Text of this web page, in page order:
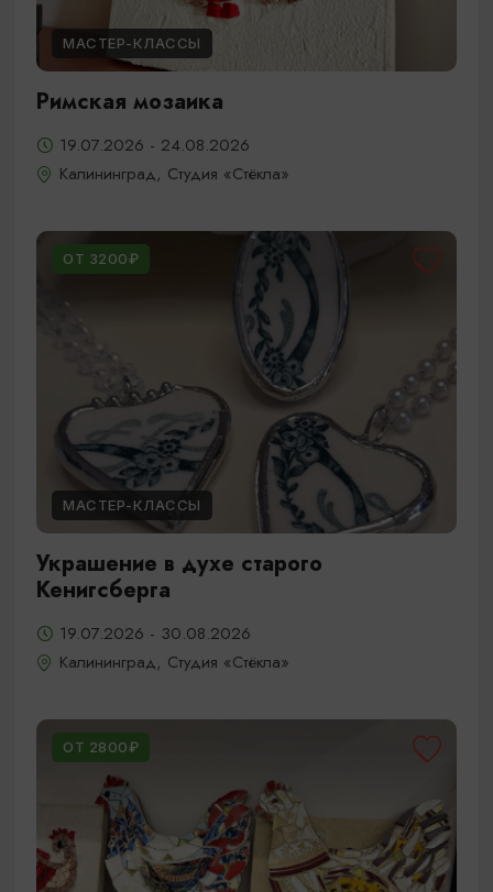
МАСТЕР-КЛАССЫ
Римская мозаика
19.07.2026 - 24.08.2026
Калининград, Студия «Стёкла»
ОТ 3200₽
МАСТЕР-КЛАССЫ
Украшение в духе старого
Кенигсберга
19.07.2026 - 30.08.2026
Калининград, Студия «Стёкла»
ОТ 2800₽